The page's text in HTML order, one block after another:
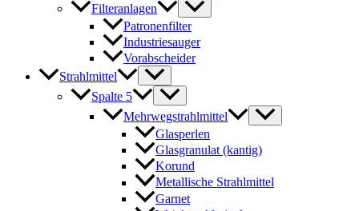
Filteranlagen
Patronenfilter
Industriesauger
Vorabscheider
Strahlmittel
Spalte 5
Mehrwegstrahlmittel
Glasperlen
Glasgranulat (kantig)
Korund
Metallische Strahlmittel
Garnet